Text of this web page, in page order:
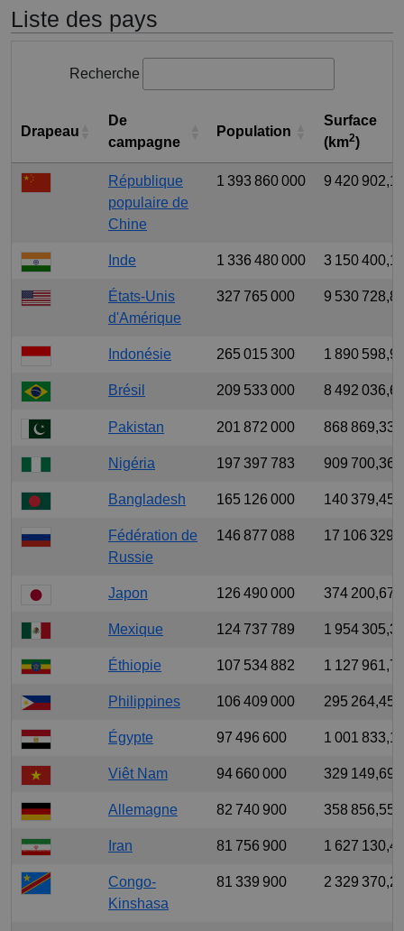
Liste des pays
Recherche
Drapeau
De
campagne
Population
Surface
(km2)
République
populaire de
Chine
1 393 860 000 9 420
Inde 1 336 480 000 3 150
États-Unis
d'Amérique
327 765 000 9 530
Indonésie 265 015 300 1 890
Brésil 209 533 000 8 492
Pakistan 201 872 000 868 869,331
Nigéria 197 397 783 909 700,361
Bangladesh 165 126 000 140 379,457
Fédération de
Russie
146 877 088 17 106
Japon 126 490 000 374 200,672
Mexique 124 737 789 1 954
Éthiopie 107 534 882 1 127
Philippines 106 409 000 295 264,455
Égypte 97 496 600 1 001
Viêt Nam 94 660 000 329 149,698
Allemagne 82 740 900 358 856,552
Iran 81 756 900 1 627
Congo-
Kinshasa
81 339 900 2 329